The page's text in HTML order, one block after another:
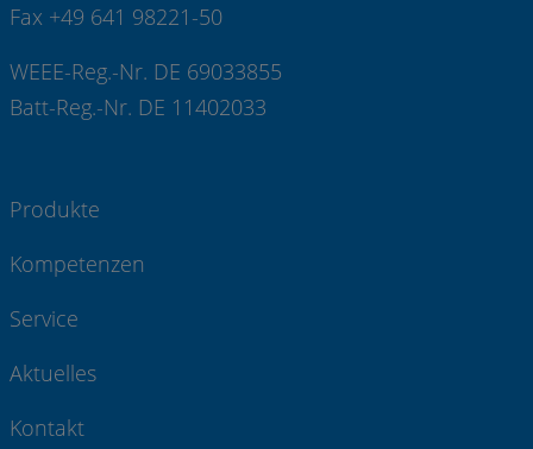
Fax +49 641 98221-50
WEEE-Reg.-Nr. DE 69033855
Batt-Reg.-Nr. DE 11402033
Produkte
Kompetenzen
Service
Aktuelles
Kontakt